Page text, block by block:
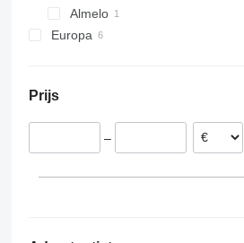
Almelo
Europa
Hongarije
Prijs
–